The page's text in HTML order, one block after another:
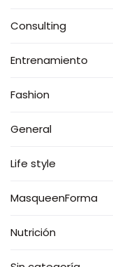
Consulting
Entrenamiento
Fashion
General
Life style
MasqueenForma
Nutrición